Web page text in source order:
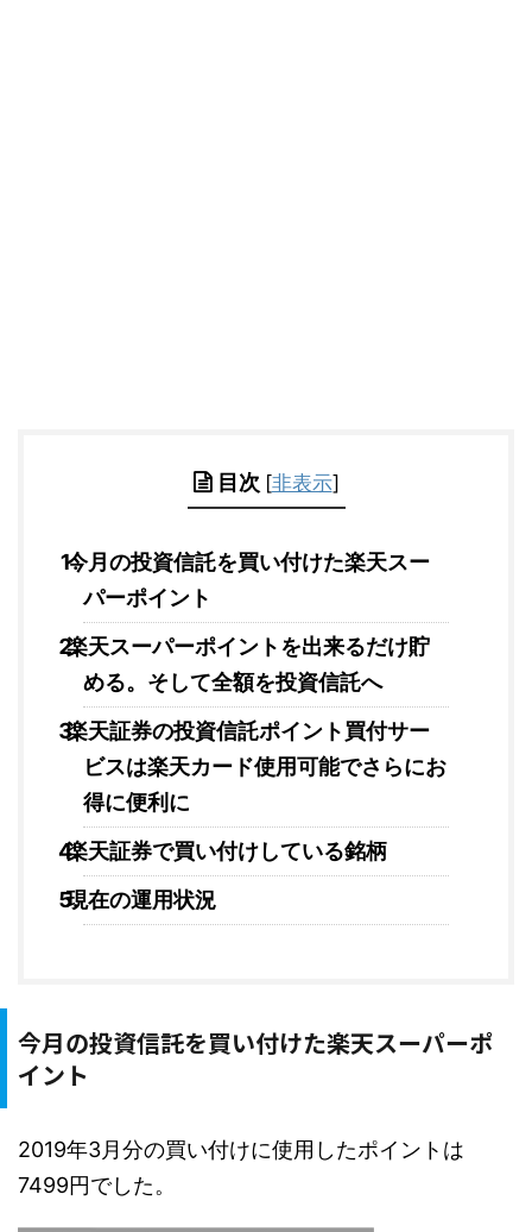
目次 [非表示]
今月の投資信託を買い付けた楽天スー
パーポイント
楽天スーパーポイントを出来るだけ貯
める。そして全額を投資信託へ
楽天証券の投資信託ポイント買付サー
ビスは楽天カード使用可能でさらにお
得に便利に
楽天証券で買い付けしている銘柄
現在の運用状況
今月の投資信託を買い付けた楽天スーパーポ
イント
2019年3月分の買い付けに使用したポイントは
7499円でした。